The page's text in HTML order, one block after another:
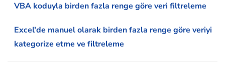
VBA koduyla birden fazla renge göre veri filtreleme
Excel'de manuel olarak birden fazla renge göre veriyi
kategorize etme ve filtreleme